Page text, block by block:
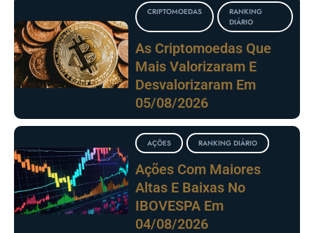
CRIPTOMOEDAS
RANKING
DIÁRIO
As Criptomoedas Que
Mais Valorizaram E
Desvalorizaram Em
05/08/2026
AÇÕES RANKING DIÁRIO
Ações Com Maiores
Altas E Baixas No
IBOVESPA Em
04/08/2026